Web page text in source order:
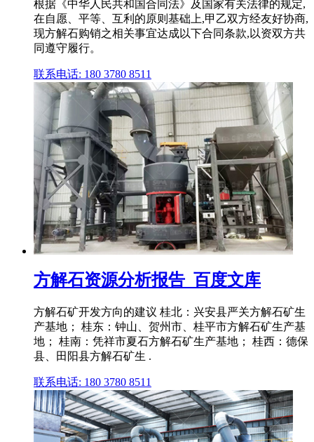
根据《中华人民共和国合同法》及国家有关法律的规定,
在自愿、平等、互利的原则基础上,甲乙双方经友好协商,
现方解石购销之相关事宜达成以下合同条款,以资双方共
同遵守履行。
联系电话: 180 3780 8511
方解石资源分析报告_百度文库
方解石矿开发方向的建议 桂北：兴安县严关方解石矿生
产基地； 桂东：钟山、贺州市、桂平市方解石矿生产基
地； 桂南：凭祥市夏石方解石矿生产基地； 桂西：德保
县、田阳县方解石矿生 .
联系电话: 180 3780 8511